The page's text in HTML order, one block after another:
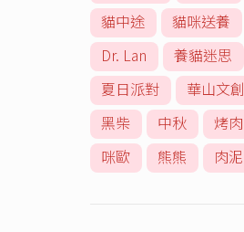
貓中途
貓咪送養
Dr. Lan
養貓迷思
夏日派對
華山文創
黑柴
中秋 烤肉
咪歐
熊熊 肉泥